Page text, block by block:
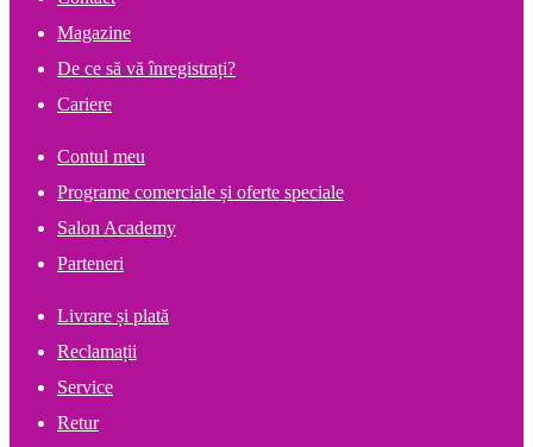
Magazine
De ce să vă înregistrați?
Cariere
Contul meu
Programe comerciale și oferte speciale
Salon Academy
Parteneri
Livrare și plată
Reclamații
Service
Retur